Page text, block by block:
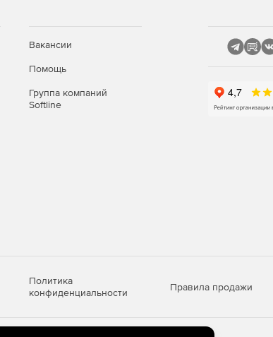
Вакансии
Помощь
Группа компаний
Softline
Политика
конфиденциальности
Правила продажи